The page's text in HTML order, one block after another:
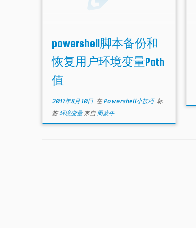
powershell脚本备份和
恢复用户环境变量Path
值
2017年8月30日 在 Powershell小技巧 标
签环境变量 来自 周蒙牛